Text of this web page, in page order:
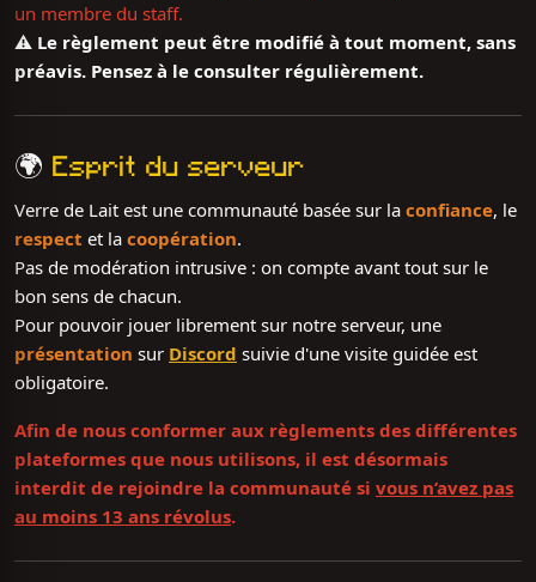
un membre du staff.
⚠️ Le règlement peut être modifié à tout moment, sans
préavis. Pensez à le consulter régulièrement.
🌍 Esprit du serveur
Verre de Lait est une communauté basée sur la confiance, le
respect et la coopération.
Pas de modération intrusive : on compte avant tout sur le
bon sens de chacun.
Pour pouvoir jouer librement sur notre serveur, une
présentation sur Discord suivie d'une visite guidée est
obligatoire.
Afin de nous conformer aux règlements des différentes
plateformes que nous utilisons, il est désormais
interdit de rejoindre la communauté si vous n’avez pas
au moins 13 ans révolus.